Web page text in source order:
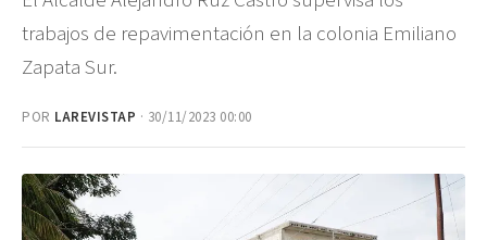
trabajos de repavimentación en la colonia Emiliano
Zapata Sur.
POR LAREVISTAP · 30/11/2023 00:00